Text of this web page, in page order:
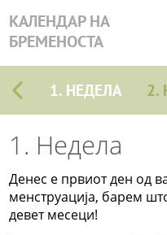
КАЛЕНДАР НА
БРЕМЕНОСТА
1. НЕДЕЛА 2.
1. Недела
Денес е првиот ден од
менструација, барем
девет месеци!